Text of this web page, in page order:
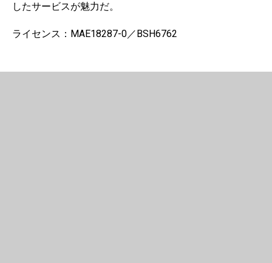
したサービスが魅力だ。
ライセンス：MAE18287-0／BSH6762